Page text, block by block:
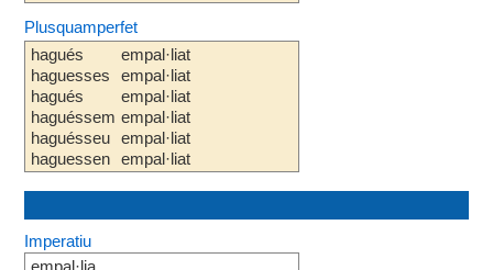
Plusquamperfet
hagués
haguesses
hagués
haguéssem
haguésseu
haguessen
empal·liat
empal·liat
empal·liat
empal·liat
empal·liat
empal·liat
Imperatiu
empal·lia